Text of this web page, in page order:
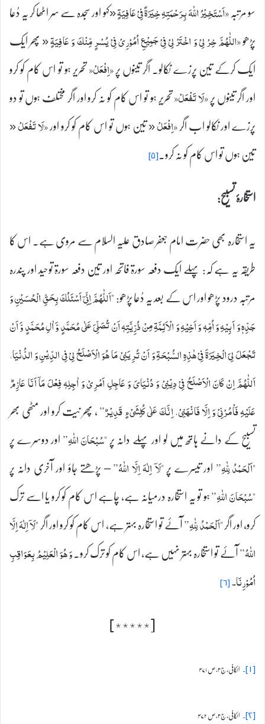
سو مرتبہ«اَسْتَخِيْرُ اللّٰهَ بِرَحْمَتِهِ خِيَرَةً فِیْ عَافِيَةٍ«کہو اور سجدہ سے سر اٹھا کر یہ دُعا
پڑھو«اللّٰهُمَّ خِرْ لِیْ وَ اخْتَرْ لِیْ فِیْ جَمِيْعِ اُمُوْرِیْ فِیْ يُسْرٍ مِّنْكَ وَ عَافِيَةٍ« پھر ایک
ایک کرکے تین پرزے نکالو۔ اگر تینوں پر«اِفْعَلْ«تحریر ہو تو اس کام کو کرو
اور اگر تینوں پر«لَا تَفْعَلْ«تحریر ہو تو اس کام کو نہ کرو اور اگر مختلف ہوں تو دو
پرزے اور نکالو اب اگر«اِفْعَلْ« تین ہوں تو اس کام کو کرو اور«لَا تَفْعَلْ«
تین ہوں تو اس کام کو نہ کرو۔[۵]
استخارۂ تسبیح:
یہ استخارہ بھی حضرت امام جعفر صادق علیہ السلام سے مروی ہے۔ اس کا
طریقہ یہ ہے کہ: پہلے ایک دفعہ سورۃ فاتحہ اور تین دفعہ سورۃ توحید اور پندرہ
مرتبہ درود پڑھو اور اس کے بعد یہ دُعا پڑھو:"اَللّٰهُمَّ اِنِّیۤ اَسْئَلُكَ بِحَقِّ الْحُسَيْنِ وَ
جَدِّهٖ وَ اَبِيْهِ وَ اُمِّهٖ وَ اَخِيْهِ وَ الْاَئِمَّةِ مِنْ ذُرِّيَّتِهٖ اَنْ تُصَلِّیَ عَلٰى مُحَمَّدٍ وَّ اٰلِ مُحَمَّدٍ وَّ اَنْ
تَجْعَلَ لِیَ الْخِيَرَةَ فِیْ هٰذِهِ السُّبْحَةِ وَ اَنْ تُرِيَنِیْ مَا هُوَ الْاَصْلَحُ لِیْ فِی الدِّيْنِ وَ الدُّنْيَا،
اَللّٰهُمَّ اِنْ كَانَ الْاَصْلَحُ فِیْ دِيْنِیْ وَ دُنْيَایَ وَ عَاجِلِ اَمْرِیْ وَ اٰجِلِهٖ فِعْلَ مَاۤ اَنَا عَازِمٌ
عَلَيْهِ فَاْمُرْنِیْ وَ اِلَّا فَانْهَنِیْ، اِنَّكَ عَلٰى كُلِ‏شَیْ‏ءٍ قَدِيْرٌ”، پھر نیت کرو اور مٹھی بھر
تسبیح کے دانے ہاتھ میں لو اور پہلے دانہ پر"سُبْحَانَ اللّٰهِ”اور دوسرے پر
"اَلْحَمْدُ لِلّٰهِ” اور تیسرے پر"لَاۤ اِلٰهَ اِلَّا اللّٰهُ”– پڑھتے جاؤ اور آخری دانہ پر
"سُبْحَانَ اللّٰهِ”ہو تو یہ استخارہ درمیانہ ہے، چاہے اس کام کو کرو یا اسے ترک
کرو، اور اگر"اَلْحَمْدُ لِلّٰهِ”آئے تو استخارہ بہتر ہے، اس کام کو کرو اور اگر"لَاۤ اِلٰهَ اِلَّا
اللّٰهُ”آئے تو استخارہ بہتر نہیں ہے، اس کام کو ترک کرو۔وَ ھُوَ الْعَلِیْمُ بِعَوَاقِبِ
اُمُوْرِنَا۔[۶]
[٭٭٭٭٭]
[۱]۔ الکافی، ج۳، ص ۴۷۱
[۲]۔ الکافی، ج۳، ص ۴۷۲